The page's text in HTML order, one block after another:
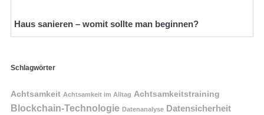
Haus sanieren – womit sollte man beginnen?
Schlagwörter
Achtsamkeit Achtsamkeit im Alltag Achtsamkeitstraining
Blockchain-Technologie Datenanalyse Datensicherheit